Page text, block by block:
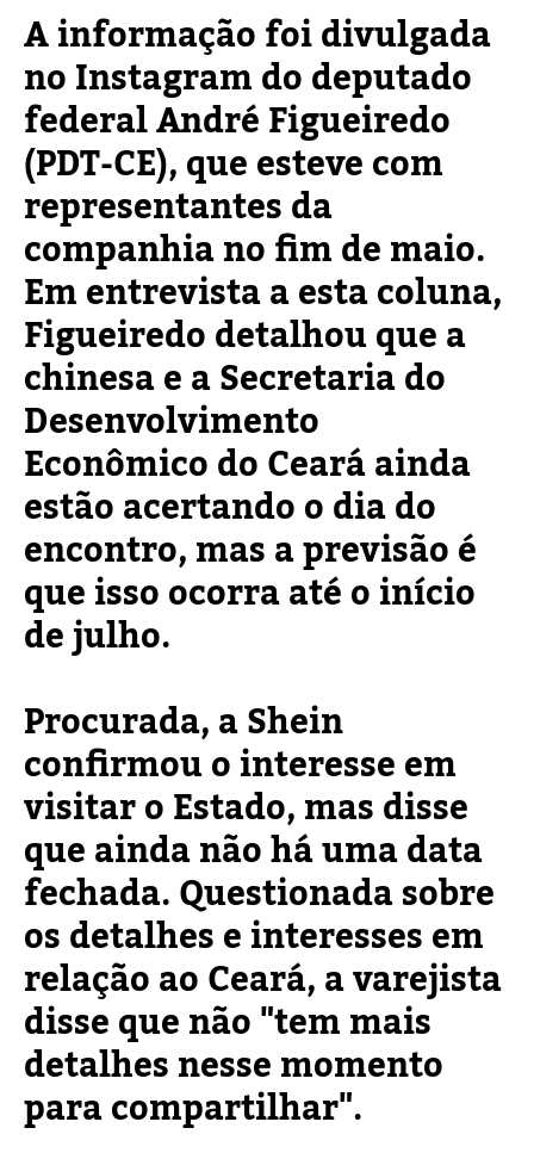
A informação foi divulgada
no Instagram do deputado
federal André Figueiredo
(PDT-CE), que esteve com
representantes da
companhia no fim de maio.
Em entrevista a esta coluna,
Figueiredo detalhou que a
chinesa e a Secretaria do
Desenvolvimento
Econômico do Ceará ainda
estão acertando o dia do
encontro, mas a previsão é
que isso ocorra até o início
de julho.
Procurada, a Shein
confirmou o interesse em
visitar o Estado, mas disse
que ainda não há uma data
fechada. Questionada sobre
os detalhes e interesses em
relação ao Ceará, a varejista
disse que não "tem mais
detalhes nesse momento
para compartilhar".